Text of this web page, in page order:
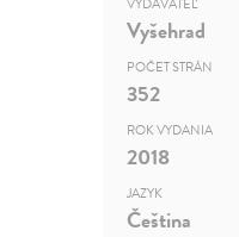
VYDAVATEĽ
Vyšehrad
POČET STRÁN
352
ROK VYDANIA
2018
JAZYK
Čeština